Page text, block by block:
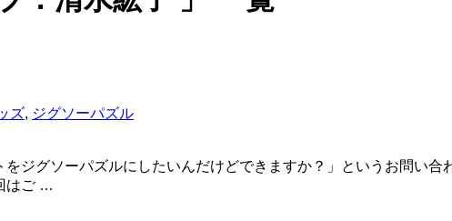
ズ, ジグソーパズル
をジグソーパズルにしたいんだけどできますか？」というお問い
はご …